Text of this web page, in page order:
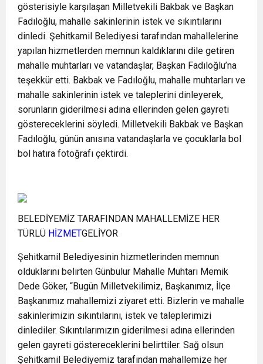
gösterisiyle karşılaşan Milletvekili Bakbak ve Başkan
Fadıloğlu, mahalle sakinlerinin istek ve sıkıntılarını
dinledi. Şehitkamil Belediyesi tarafından mahallelerine
yapılan hizmetlerden memnun kaldıklarını dile getiren
mahalle muhtarları ve vatandaşlar, Başkan Fadıloğlu’na
teşekkür etti. Bakbak ve Fadıloğlu, mahalle muhtarları ve
mahalle sakinlerinin istek ve taleplerini dinleyerek,
sorunların giderilmesi adına ellerinden gelen gayreti
göstereceklerini söyledi. Milletvekili Bakbak ve Başkan
Fadıloğlu, günün anısına vatandaşlarla ve çocuklarla bol
bol hatıra fotoğrafı çektirdi.
BELEDİYEMİZ TARAFINDAN MAHALLEMİZE HER
TÜRLÜ HİZMETGELİYOR
Şehitkamil Belediyesinin hizmetlerinden memnun
olduklarını belirten Günbulur Mahalle Muhtarı Memik
Dede Göker, “Bugün Milletvekilimiz, Başkanımız, İlçe
Başkanımız mahallemizi ziyaret etti. Bizlerin ve mahalle
sakinlerimizin sıkıntılarını, istek ve taleplerimizi
dinlediler. Sıkıntılarımızın giderilmesi adına ellerinden
gelen gayreti göstereceklerini belirttiler. Sağ olsun
Şehitkamil Belediyemiz tarafından mahallemize her